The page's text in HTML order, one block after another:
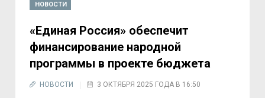
НОВОСТИ
«Единая Россия» обеспечит
финансирование народной
программы в проекте бюджета
НОВОСТИ 3 ОКТЯБРЯ 2025 ГОДА В 16:50